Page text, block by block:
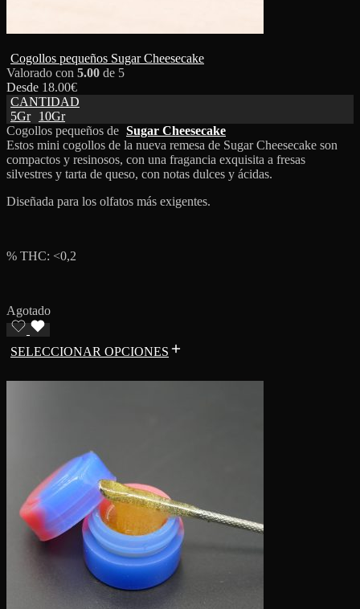
Cogollos pequeños Sugar Cheesecake
Valorado con 5.00 de 5
Desde 18.00€
CANTIDAD
5Gr
10Gr
Cogollos pequeños de Sugar Cheesecake
Estos mini cogollos de la nueva remesa de Sugar Cheesecake son
compactos y resinosos, con una fragancia exquisita a fresas
silvestres y tarta de queso, con notas dulces y ácidas.
Diseñada para los olfatos más exigentes.
% THC: <0,2
Agotado
SELECCIONAR OPCIONES